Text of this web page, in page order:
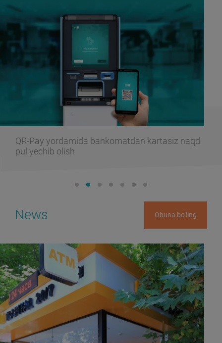
QR-Pay yordamida bankomatdan kartasiz naqd
pul yechib olish
News Obuna bo‘ling